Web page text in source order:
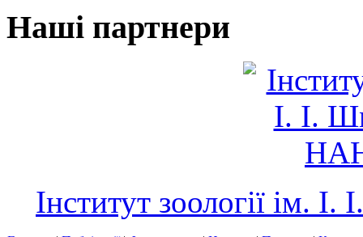
Наші партнери
Інститут зоології ім.